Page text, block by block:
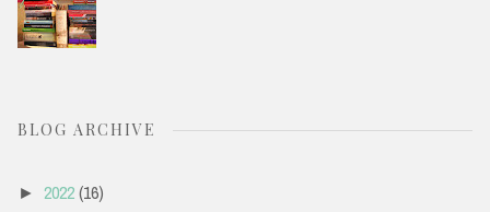
BLOG ARCHIVE
► 2022(16)